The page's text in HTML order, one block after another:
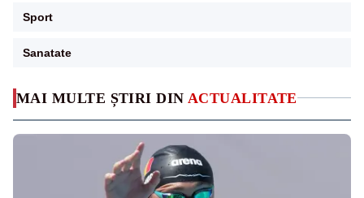
MAI MULTE ȘTIRI DIN ACTUALITATE
Sport
Sanatate